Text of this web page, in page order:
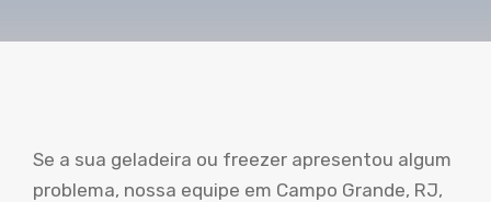
Se a sua geladeira ou freezer apresentou algum
problema, nossa equipe em Campo Grande, RJ,